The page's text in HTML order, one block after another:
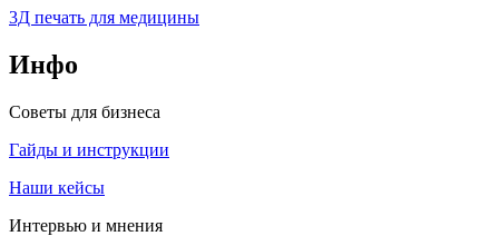
3Д печать для медицины
Инфо
Советы для бизнеса
Гайды и инструкции
Наши кейсы
Интервью и мнения